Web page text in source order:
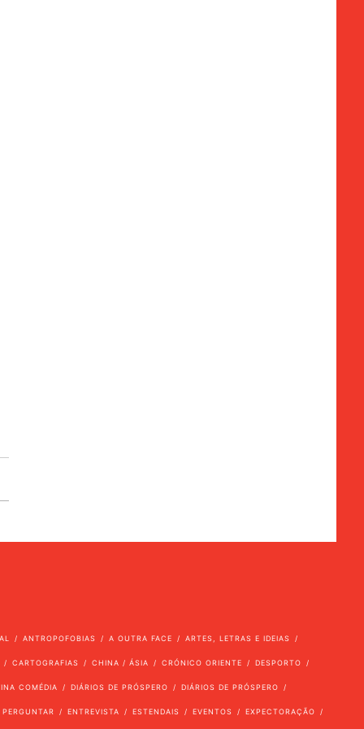
ANTROPOFOBIAS A OUTRA FACE ARTES, LETRAS E IDEIAS
CARTOGRAFIAS CHINA / ÁSIA CRÓNICO ORIENTE DESPORTO
COMÉDIA DIÁRIOS DE PRÓSPERO DIÁRIOS DE PRÓSPERO
ENTREVISTA ESTENDAIS EVENTOS EXPECTORAÇÃO